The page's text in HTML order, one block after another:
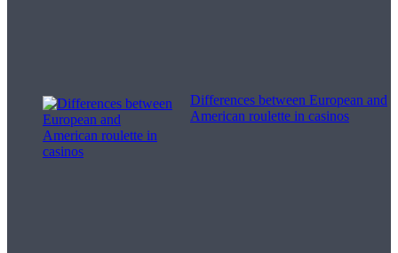
Differences between European and
American roulette in casinos